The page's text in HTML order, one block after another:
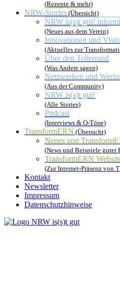
(Rezepte & mehr)
NRW-Stories (Übersicht)
NRW is(s)t gut!
(Neues aus dem Verein)
Innovationen und
(Aktuelles zur
Über den Tellerrand
(Was Andere sagen)
Netzwerken und
(Aus der Community)
NRW is(s)t gut!
(Alle Stories)
Podcast
(Interviews & O-Töne)
TransformERN (Übersicht)
Neues von
(News und Beispiele guter
TransformERN
(Zur Internet-Präsenz von
Kontakt
Newsletter
Impressum
Datenschutzhinweise